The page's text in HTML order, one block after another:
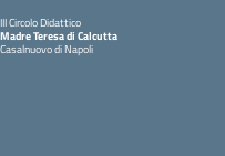
III Circolo Didattico
Madre Teresa di Calcutta
Casalnuovo di Napoli